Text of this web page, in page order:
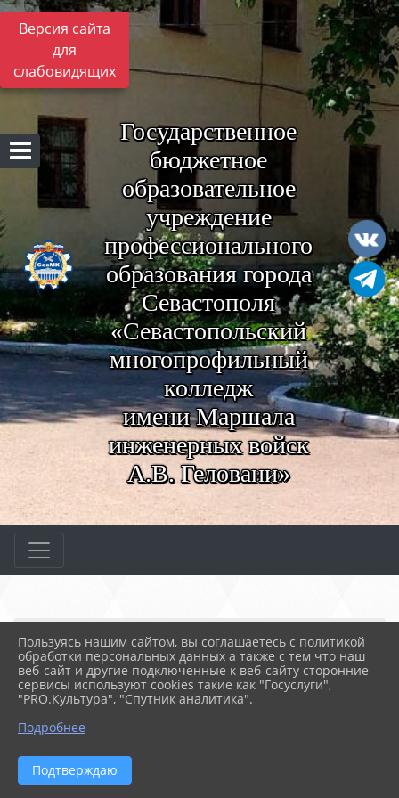
Версия сайта
для
слабовидящих
Государственное
бюджетное
образовательное
учреждение
профессионального
образования города
Севастополя
«Севастопольский
многопрофильный
колледж
имени Маршала
инженерных войск
А.В. Геловани»
Главная МЕРОПРИЯТИЯ
Новости
Компетенция Ресторанны...
20.04.2023 05:18
КОМПЕТЕНЦИЯ РЕСТОРАННЫЙ СЕРВИС
Пользуясь нашим сайтом, вы соглашаетесь с политикой
обработки персональных данных а также с тем что наш
веб-сайт и другие подключенные к веб-сайту сторонние
сервисы используют cookies такие как "Госуслуги",
"PRO.Культура", "Спутник аналитика".
Подробнее
Подтверждаю